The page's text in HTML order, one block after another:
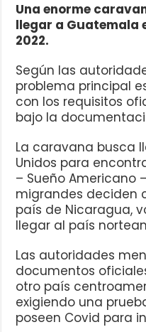
Una enorme
llegar a Guatemala
2022.
Según las
problema principal
con los requisitos
bajo la
La caravana busca
Unidos para
– Sueño Americano
migrandes deciden
país de Nicaragua,
llegar al país
Las autoridades
documentos
otro país
exigiendo una
poseen Covid para